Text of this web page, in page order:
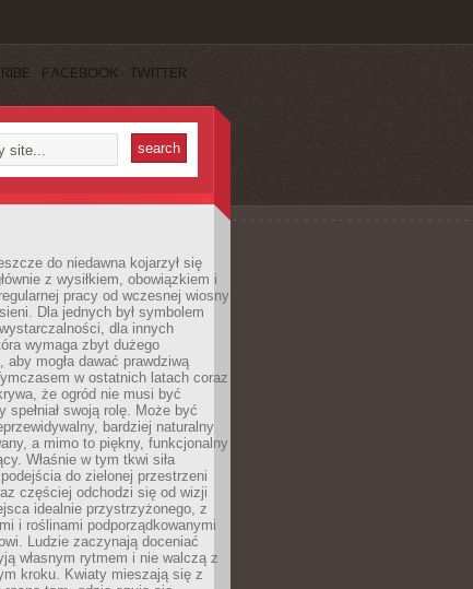
FACEBOOK TWITTER
do niedawna kojarzył się
z wysiłkiem, obowiązkiem i
pracy od wczesnej wiosny
Dla jednych był symbolem
dla innych
wymaga zbyt dużego
aby mogła dawać prawdziwą
w ostatnich latach coraz
że ogród nie musi być
spełniał swoją rolę. Może być
bardziej naturalny
a mimo to piękny, funkcjonalny
Właśnie w tym tkwi siła
do zielonej przestrzeni
częściej odchodzi się od wizji
idealnie przystrzyżonego, z
i roślinami podporządkowanymi
Ludzie zaczynają doceniać
własnym rytmem i nie walczą z
kroku. Kwiaty mieszają się z